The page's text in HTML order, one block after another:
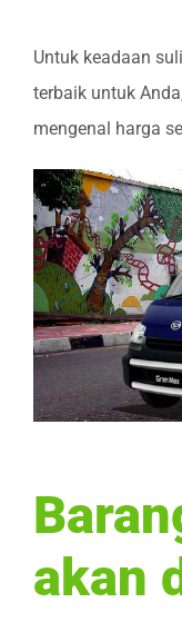
Untuk keadaan
terbaik untuk
mengenal harga
akan